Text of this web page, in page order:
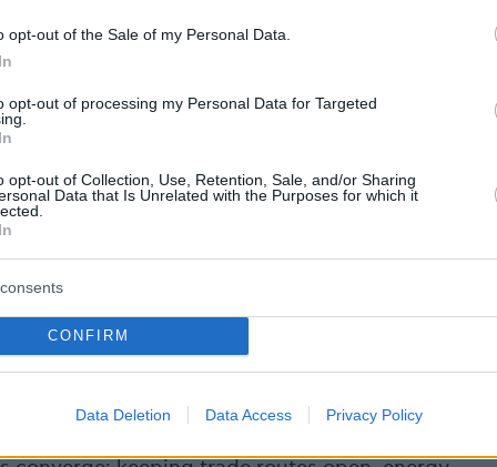
opt-out of the Sale of my Personal Data.
opt-out of processing my Personal Data for Targeted
opt-out of Collection, Use, Retention, Sale, and/or Sharing
Data that Is Unrelated with the Purposes for which it
CONFIRM
Data Deletion Data Access Privacy Policy
για την Ανατολική Μεσόγειο και το
Υπογραμμίσαμε τη σημασία των σχέσεων
να υποστηρίξει τη διαδικασία υπό την
σε όλα τα στάδια».
with President@RTErdogan
key partner in a region in turmoil.